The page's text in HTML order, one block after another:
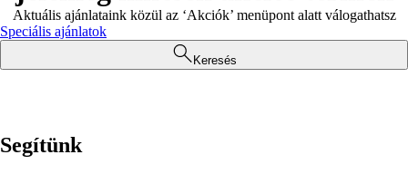
Aktuális ajánlataink közül az ‘Akciók’ menüpont alatt válogathatsz
Speciális ajánlatok
Keresés
Segítünk